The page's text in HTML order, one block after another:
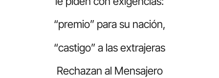
“premio” para su nación,
“castigo” a las extrajeras
Rechazan al Mensajero